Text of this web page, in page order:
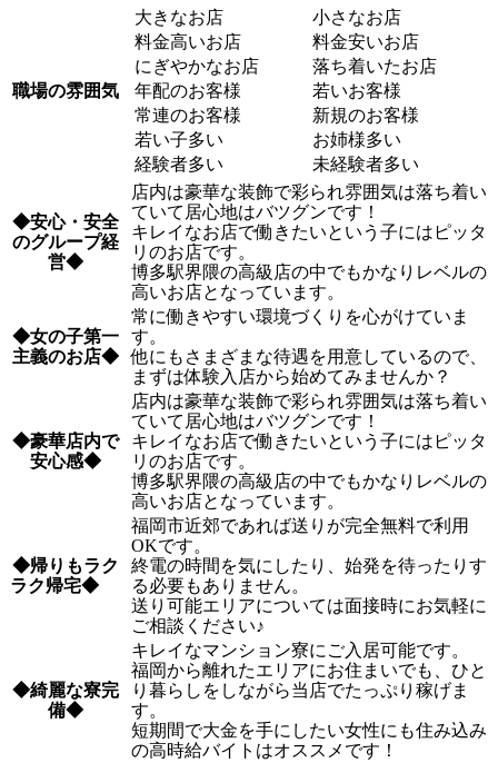
職場の雰囲気
大きなお店
小さなお店
料金高いお店
料金安いお店
にぎやかなお店
落ち着いたお店
年配のお客様
若いお客様
常連のお客様
新規のお客様
若い子多い
お姉様多い
経験者多い
未経験者多い
◆安心・安全
のグループ経
営◆
店内は豪華な装飾で彩られ雰囲気は落ち着い
ていて居心地はバツグンです！
キレイなお店で働きたいという子にはピッタ
リのお店です。
博多駅界隈の高級店の中でもかなりレベルの
高いお店となっています。
◆女の子第一
主義のお店◆
常に働きやすい環境づくりを心がけていま
す。
他にもさまざまな待遇を用意しているので、
まずは体験入店から始めてみませんか？
◆豪華店内で
安心感◆
店内は豪華な装飾で彩られ雰囲気は落ち着い
ていて居心地はバツグンです！
キレイなお店で働きたいという子にはピッタ
リのお店です。
博多駅界隈の高級店の中でもかなりレベルの
高いお店となっています。
◆帰りもラク
ラク帰宅◆
福岡市近郊であれば送りが完全無料で利用
OKです。
終電の時間を気にしたり、始発を待ったりす
る必要もありません。
送り可能エリアについては面接時にお気軽に
ご相談ください♪
◆綺麗な寮完
備◆
キレイなマンション寮にご入居可能です。
福岡から離れたエリアにお住まいでも、ひと
り暮らしをしながら当店でたっぷり稼げま
す。
短期間で大金を手にしたい女性にも住み込み
の高時給バイトはオススメです！